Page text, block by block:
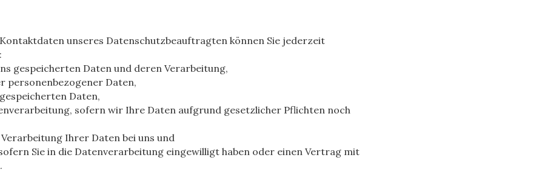
unseres Datenschutzbeauftragten können Sie jederzeit
gespeicherten Daten und deren Verarbeitung,
personenbezogener Daten,
Daten,
sofern wir Ihre Daten aufgrund gesetzlicher Pflichten noch
Ihrer Daten bei uns und
Sie in die Datenverarbeitung eingewilligt haben oder einen Vertrag mit